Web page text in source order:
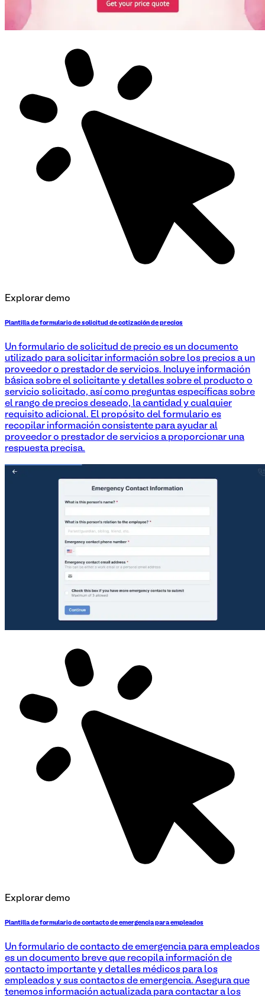
Explorar demo
Plantilla de formulario de solicitud de cotización de precios
Un formulario de solicitud de precio es un documento
utilizado para solicitar información sobre los precios a un
proveedor o prestador de servicios. Incluye información
básica sobre el solicitante y detalles sobre el producto o
servicio solicitado, así como preguntas específicas sobre
el rango de precios deseado, la cantidad y cualquier
requisito adicional. El propósito del formulario es
recopilar información consistente para ayudar al
proveedor o prestador de servicios a proporcionar una
respuesta precisa.
Explorar demo
Plantilla de formulario de contacto de emergencia para empleados
Un formulario de contacto de emergencia para empleados
es un documento breve que recopila información de
contacto importante y detalles médicos para los
empleados y sus contactos de emergencia. Asegura que
tenemos información actualizada para contactar a los